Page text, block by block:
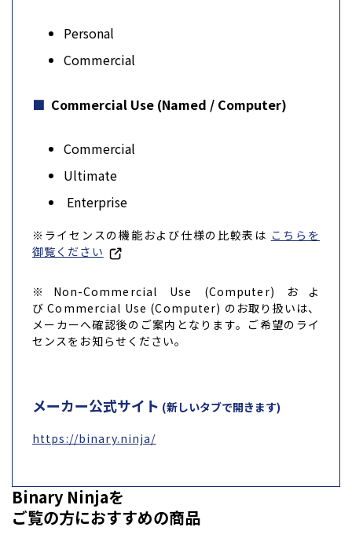
Personal
Commercial
Commercial Use (Named / Computer)
Commercial
Ultimate
Enterprise
※ライセンスの機能および仕様の比較表は こちらを
御覧ください
※Non-Commercial Use (Computer) およ
びCommercial Use (Computer) のお取り扱いは、
メーカーへ確認後のご案内となります。ご希望のライ
センスをお知らせください。
メーカー公式サイト (新しいタブで開きます)
https://binary.ninja/
Binary Ninjaを
ご覧の方におすすめの商品